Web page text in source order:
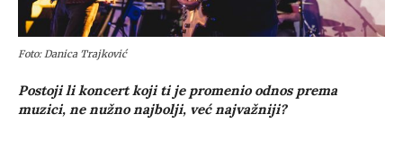
Foto: Danica Trajković
Postoji li koncert koji ti je promenio odnos prema
muzici, ne nužno najbolji, već najvažniji?